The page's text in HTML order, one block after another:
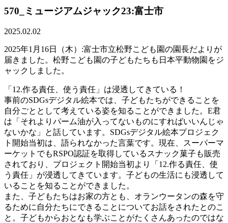
570_ミュージアムジャック23:富士市
2025.02.02
2025年1月16日（木）:富士市立松野こども園の園長だよりが
届きました。松野こども園の子どもたちも日本平動物園をジ
ャックしました。
「12.作る責任、使う責任」は浸透してきている！
事前のSDGsデジタル絵本では、子どもたちができることを
自分ごととして考えている姿を知ることができました。E君
は「それよりパーム油が入ってないものにすればいいんじゃ
ないかな」と話しています。SDGsデジタル絵本プロジェク
ト開始当初は、語られなかった言葉です。現在、スーパーマ
ーケットでもRSPO認証を取得しているスナック菓子も販売
されており、プロジェクト開始当初より「12.作る責任、使
う責任」が浸透してきています。子どもの生活にも浸透して
いることを知ることができました。
また、子どもたちはお家の方とも、オランウータンの森を守
るために自分たちにできることについてお話をされたとのこ
と。子どもからおとなも学ぶことがたくさんあったのではな